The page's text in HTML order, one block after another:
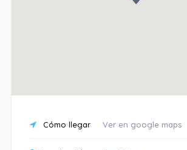
Cómo llegar Ver en google maps